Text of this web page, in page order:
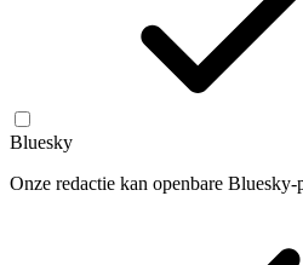
Bluesky
Onze redactie kan openbare Bluesky-